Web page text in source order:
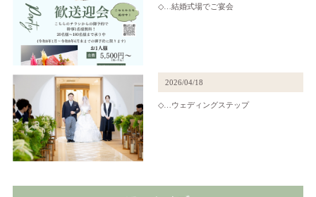
◇…結婚式場でご宴会
2026/04/18
◇…ウェディングステップ